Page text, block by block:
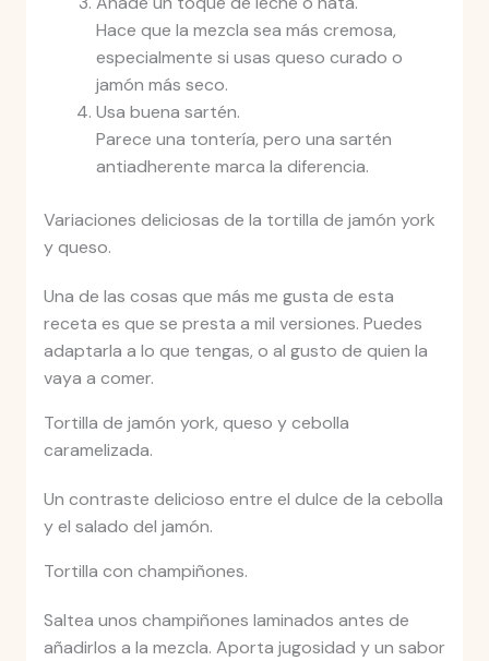
Hace que la mezcla sea más cremosa,
especialmente si usas queso curado o
jamón más seco.
Usa buena sartén.
Parece una tontería, pero una sartén
antiadherente marca la diferencia.
Variaciones deliciosas de la tortilla de jamón york
y queso.
Una de las cosas que más me gusta de esta
receta es que se presta a mil versiones. Puedes
adaptarla a lo que tengas, o al gusto de quien la
vaya a comer.
Tortilla de jamón york, queso y cebolla
caramelizada.
Un contraste delicioso entre el dulce de la cebolla
y el salado del jamón.
Tortilla con champiñones.
Saltea unos champiñones laminados antes de
añadirlos a la mezcla. Aporta jugosidad y un sabor